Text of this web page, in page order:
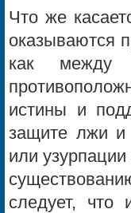
Что же
оказываются
как между
истины и
защите лжи и
или
следует, что